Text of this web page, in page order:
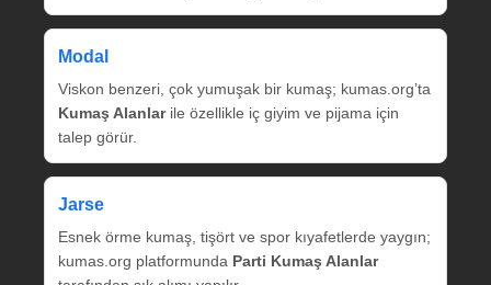
Modal
Viskon benzeri, çok yumuşak bir kumaş; kumas.org’ta
Kumaş Alanlarile özellikle iç giyim ve pijama için
talep görür.
Jarse
Esnek örme kumaş, tişört ve spor kıyafetlerde yaygın;
kumas.org platformunda Parti Kumaş Alanlar